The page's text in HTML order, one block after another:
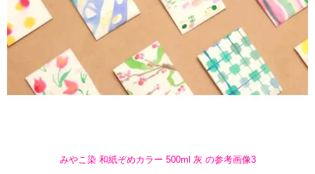
みやこ染 和紙ぞめカラー 500ml 灰 の参考画像3